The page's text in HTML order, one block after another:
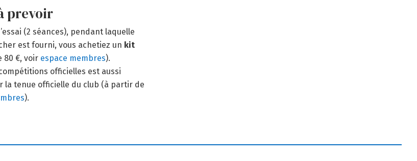
prevoir
(2 séances), pendant laquelle
est fourni, vous achetiez un kit
80 €, voir espace membres).
officielles est aussi
la tenue officielle du club (à partir de
).